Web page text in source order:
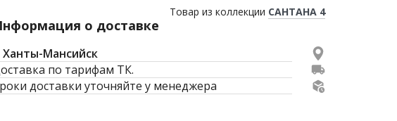
Товар из коллекции САНТАНА 4
о доставке
Ханты-Мансийск
по тарифам ТК.
доставки уточняйте у менеджера